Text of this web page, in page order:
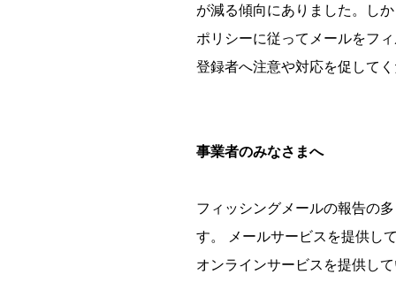
が減る傾向にありました。し
ポリシーに従ってメールをフ
登録者へ注意や対応を促して
事業者のみなさまへ
フィッシングメールの報告の
す。 メールサービスを提供し
オンラインサービスを提供し